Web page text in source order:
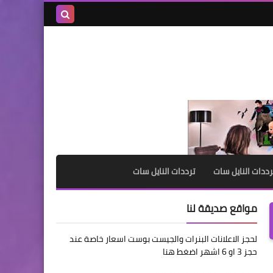
النايل سات ترددات النايل سات
مواقع صديقة لنا
لحجز الاعلانات البنرات والجيست بوست اسعار خاصة عند
حجز 3 او 6 اشهر اضغط هنا